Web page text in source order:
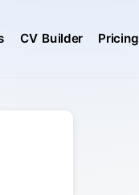
CV Builder Pricing